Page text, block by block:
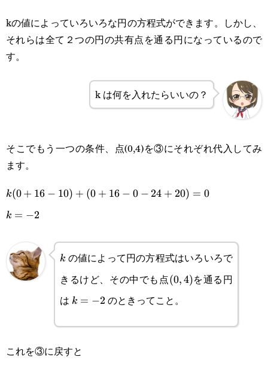
kの値によっていろいろな円の方程式ができます。しかし、
それらは全て２つの円の共有点を通る円になっているので
す。
k は何を入れたらいいの？
そこでもう一つの条件、点(0,4)を③にそれぞれ代入してみ
ます。
k(0+16-
10)+
24+20)=0
k(0 + 16 − 10) + (0 + 16 − 0 − 24 + 20) = 0
k=-2
k = −2
k
k の値によって円の方程式はいろいろで
きるけど、その中でも点(0,4)
(0,4)を通る円
は k=-2
k = −2 のときってこと。
これを③に戻すと